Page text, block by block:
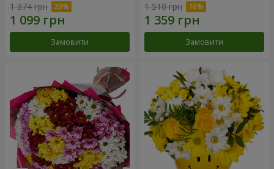
1 374 грн
Замовити
1 510 грн
Замовити